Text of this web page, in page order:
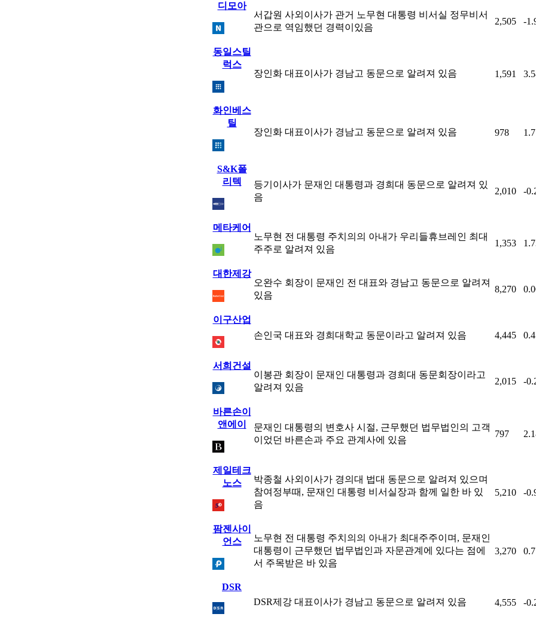
디모아
서갑원 사외이사가 관거 노무현 대통령 비서실 정무비서
관으로 역임했던 경력이있음
2,505 -
동일스틸
럭스
장인화 대표이사가 경남고 동문으로 알려져 있음
1,591
화인베스
틸
장인화 대표이사가 경남고 동문으로 알려져 있음
978
S&K폴
리텍
등기이사가 문재인 대통령과 경희대 동문으로 알려져 있
음
2,010 -
메타케어
노무현 전 대통령 주치의의 아내가 우리들휴브레인 최대
주주로 알려져 있음
1,353
대한제강
오완수 회장이 문재인 전 대표와 경남고 동문으로 알려져
있음
8,270
이구산업
손인국 대표와 경희대학교 동문이라고 알려져 있음
4,445
서희건설
이봉관 회장이 문재인 대통령과 경희대 동문회장이라고
알려져 있음
2,015 -
바른손이
앤에이
문재인 대통령의 변호사 시절, 근무했던 법무법인의 고객
이었던 바른손과 주요 관계사에 있음
797
제일테크
노스
박종철 사외이사가 경의대 법대 동문으로 알려져 있으며
참여정부때, 문재인 대통령 비서실장과 함께 일한 바 있
음
5,210 -
팜젠사이
언스
노무현 전 대통령 주치의의 아내가 최대주주이며, 문재인
대통령이 근무했던 법무법인과 자문관계에 있다는 점에
서 주목받은 바 있음
3,270
DSR
DSR제강 대표이사가 경남고 동문으로 알려져 있음
4,555 -